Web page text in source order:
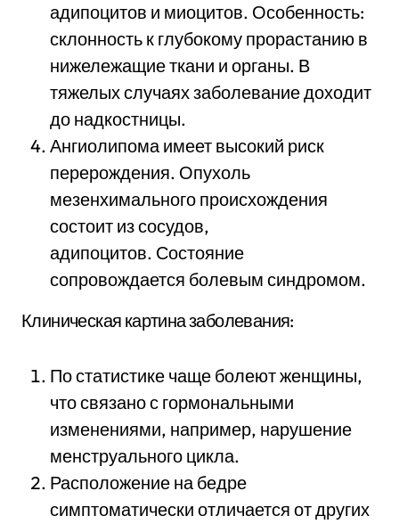
адипоцитов и миоцитов. Особенность:
склонность к глубокому прорастанию в
нижележащие ткани и органы. В
тяжелых случаях заболевание доходит
до надкостницы.
Ангиолипома имеет высокий риск
перерождения. Опухоль
мезенхимального происхождения
состоит из сосудов,
адипоцитов. Состояние
сопровождается болевым синдромом.
Клиническая картина заболевания:
По статистике чаще болеют женщины,
что связано с гормональными
изменениями, например, нарушение
менструального цикла.
Расположение на бедре
симптоматически отличается от других